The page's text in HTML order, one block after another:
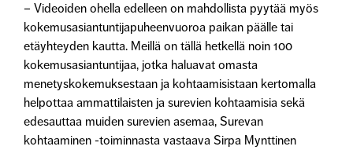
– Videoiden ohella edelleen on mahdollista pyytää myös
kokemusasiantuntijapuheenvuoroa paikan päälle tai
etäyhteyden kautta.Meillä on tällä hetkellä noin 100
kokemusasiantuntijaa, jotka haluavat omasta
menetyskokemuksestaan ja kohtaamisistaan kertomalla
helpottaa ammattilaisten ja surevien kohtaamisia sekä
edesauttaa muiden surevien asemaa, Surevan
kohtaaminen -toiminnasta vastaava Sirpa Mynttinen